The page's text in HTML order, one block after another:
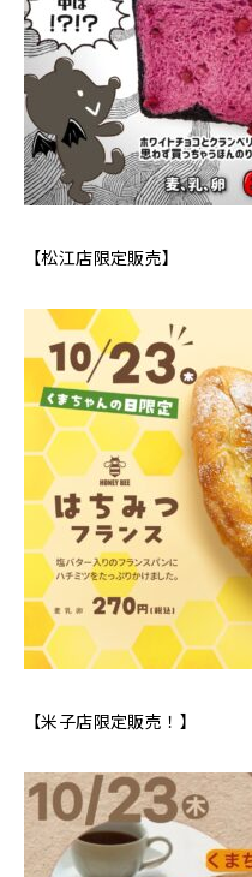
【松江店限定販売】
【米子店限定販売！】